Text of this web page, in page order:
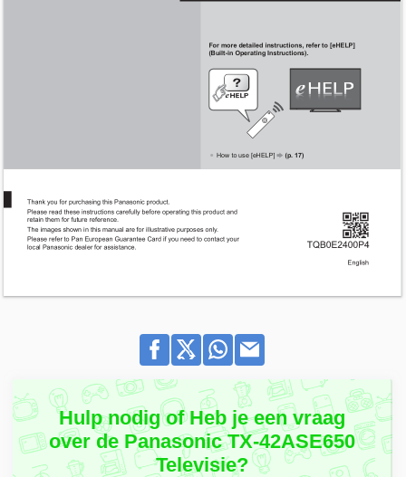
Hulp nodig of Heb je een vraag
over de Panasonic TX-42ASE650
Televisie?